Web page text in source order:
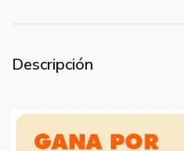
Descripción